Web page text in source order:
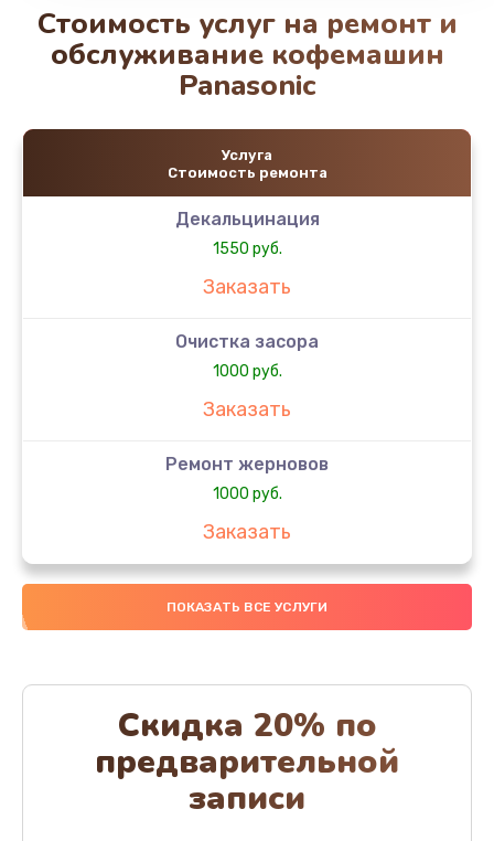
Стоимость услуг на ремонт и
обслуживание кофемашин
Panasonic
Услуга
Стоимость ремонта
Декальцинация
1550 руб.
Заказать
Очистка засора
1000 руб.
Заказать
Ремонт жерновов
1000 руб.
Заказать
Замена колец
1250 руб.
Замена скобок
1250 руб.
Заказать
ПОКАЗАТЬ ВСЕ УСЛУГИ
Скидка 20% по
предварительной
записи